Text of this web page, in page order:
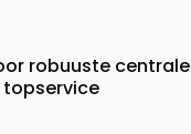
robuuste centrale